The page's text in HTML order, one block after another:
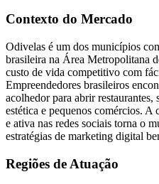
Contexto do Mercado
Odivelas é um dos municípios
brasileira na Área Metropolitana
custo de vida competitivo com
Empreendedores brasileiros
acolhedor para abrir restaurantes,
estética e pequenos comércios.
e ativa nas redes sociais torna o
estratégias de marketing digital
Regiões de Atuação